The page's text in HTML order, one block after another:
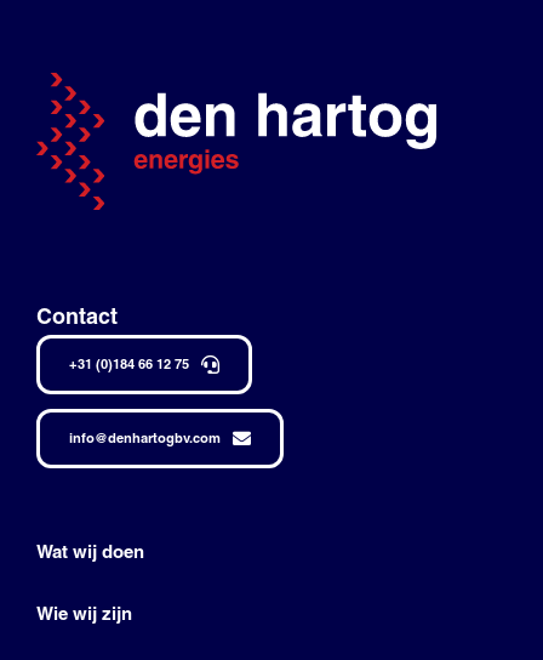
Contact
+31 (0)184 66 12 75
info@denhartogbv.com
Wat wij doen
Wie wij zijn